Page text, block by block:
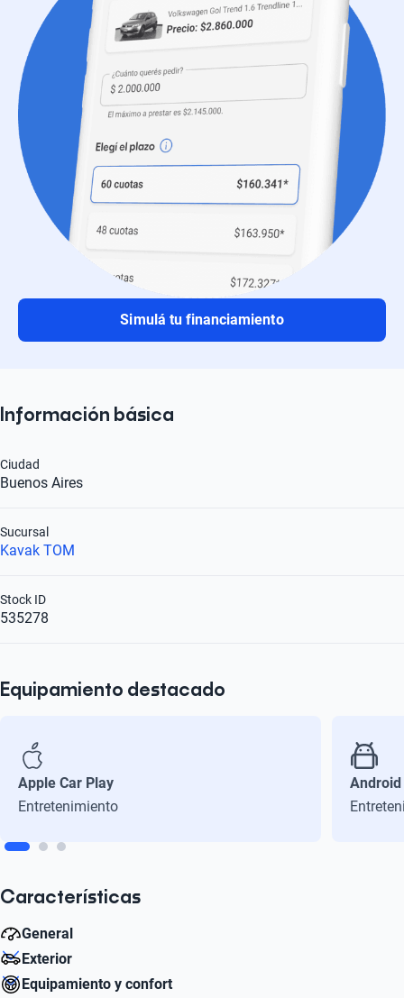
Simulá tu financiamiento
Información básica
Buenos Aires
Ciudad
Kavak TOM
Sucursal
535278
Stock ID
Equipamiento destacado
Apple Car Play
Entretenimiento
Características
General
4
Cilindros
Exterior
Equipamiento y confort